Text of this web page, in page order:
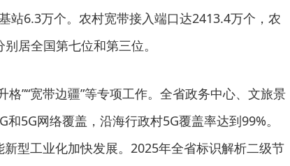
站6.3万个。农村宽带接入端口达2413.4万个，农
居全国第七位和第三位。
格”“宽带边疆”等专项工作。全省政务中心、文旅景
5G网络覆盖，沿海行政村5G覆盖率达到99%。
型工业化加快发展。2025年全省标识解析二级节